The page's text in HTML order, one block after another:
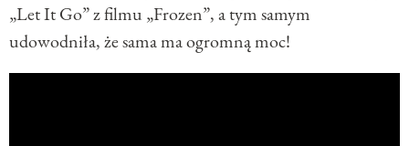
„Let It Go” z filmu „Frozen”, a tym samym
udowodniła, że sama ma ogromną moc!